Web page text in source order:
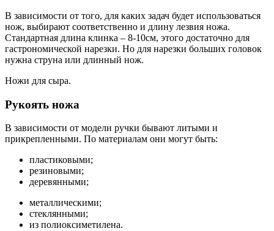
В зависимости от того, для каких задач будет использоваться
нож, выбирают соответственно и длину лезвия ножа.
Стандартная длина клинка – 8-10см, этого достаточно для
гастрономической нарезки. Но для нарезки больших головок
нужна струна или длинный нож.
Ножи для сыра.
Рукоять ножа
В зависимости от модели ручки бывают литыми и
прикрепленными. По материалам они могут быть:
пластиковыми;
резиновыми;
деревянными;
металлическими;
стеклянными;
из полиоксиметилена.